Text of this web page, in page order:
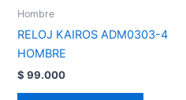
Hombre
RELOJ KAIROS ADM0303-4
HOMBRE
$ 99.000